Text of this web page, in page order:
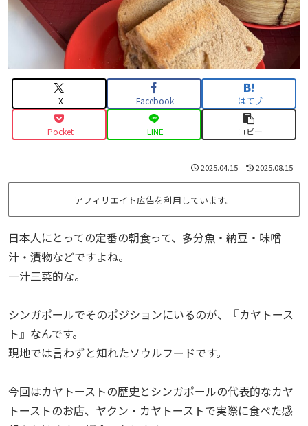
X Facebook はてブ
Pocket LINE コピー
2025.04.15 2025.08.15
アフィリエイト広告を利用しています。
日本人にとっての定番の朝食って、多分魚・納豆・味噌
汁・漬物などですよね。
一汁三菜的な。
シンガポールでそのポジションにいるのが、『カヤトース
ト』なんです。
現地では言わずと知れたソウルフードです。
今回はカヤトーストの歴史とシンガポールの代表的なカヤ
トーストのお店、ヤクン・カヤトーストで実際に食べた感